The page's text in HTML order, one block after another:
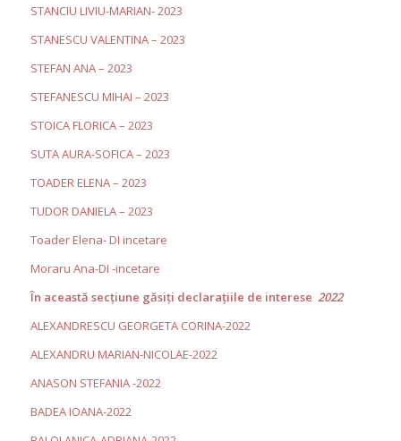
STANCIU LIVIU-MARIAN- 2023
STANESCU VALENTINA – 2023
STEFAN ANA – 2023
STEFANESCU MIHAI – 2023
STOICA FLORICA – 2023
SUTA AURA-SOFICA – 2023
TOADER ELENA – 2023
TUDOR DANIELA – 2023
Toader Elena- DI incetare
Moraru Ana-DI -incetare
În această secţiune găsiţi declaraţiile de interese 2022
ALEXANDRESCU GEORGETA CORINA-2022
ALEXANDRU MARIAN-NICOLAE-2022
ANASON STEFANIA -2022
BADEA IOANA-2022